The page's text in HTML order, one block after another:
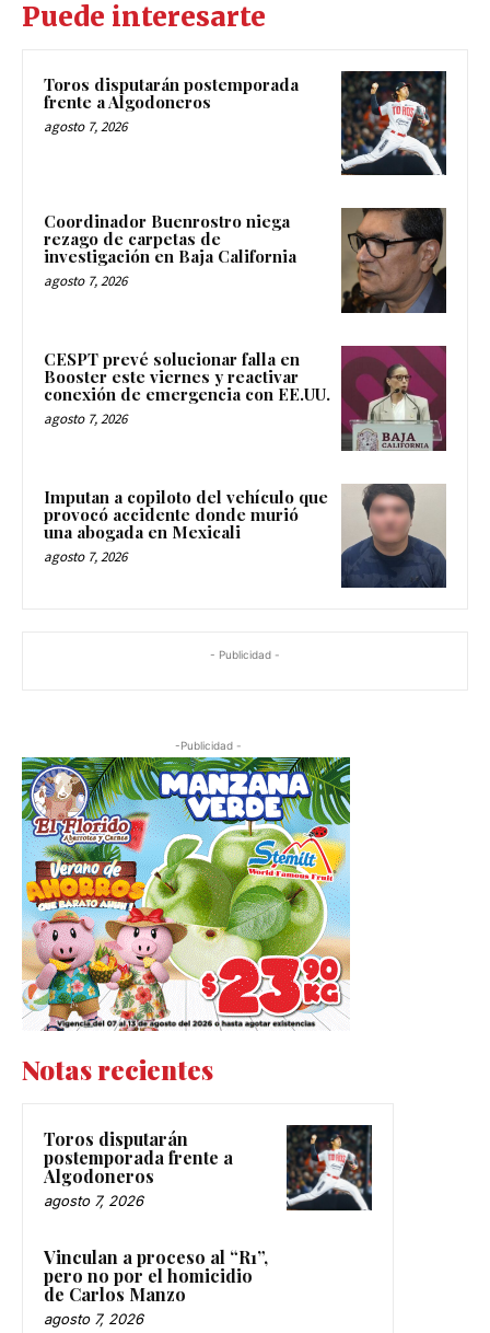
Puede interesarte
Toros disputarán postemporada
frente a Algodoneros
agosto 7, 2026
Coordinador Buenrostro niega
rezago de carpetas de
investigación en Baja California
agosto 7, 2026
CESPT prevé solucionar falla en
Booster este viernes y reactivar
conexión de emergencia con EE.UU.
agosto 7, 2026
Imputan a copiloto del vehículo que
provocó accidente donde murió
una abogada en Mexicali
agosto 7, 2026
- Publicidad -
-Publicidad -
Notas recientes
Toros disputarán
postemporada frente a
Algodoneros
agosto 7, 2026
Vinculan a proceso al “R1”,
pero no por el homicidio
de Carlos Manzo
agosto 7, 2026